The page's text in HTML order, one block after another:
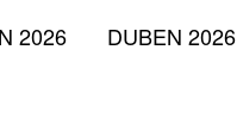
DUBEN 2026
2026